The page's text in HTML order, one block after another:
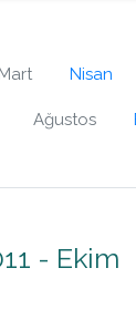
Mart Nisan
Ağustos
- Ekim